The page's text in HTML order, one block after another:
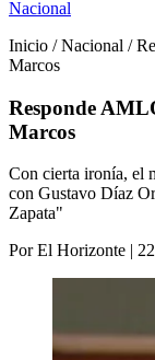
Nacional
Inicio / Nacional /
Marcos
Responde
Marcos
Con cierta ironía, el
con Gustavo Díaz
Zapata"
Por El Horizonte |